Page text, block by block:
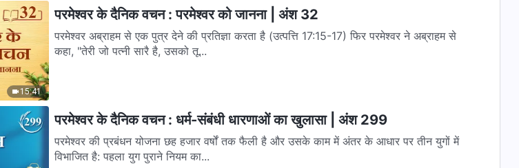
15:41
परमेश्वर के दैनिक वचन : परमेश्वर को जानना | अंश 32
परमेश्वर अब्राहम से एक पुत्र देने की प्रतिज्ञा करता है (उत्पत्ति 17:15-17) फिर परमेश्‍वर ने अब्राहम से
कहा, "तेरी जो पत्नी सारै है, उसको तू...
परमेश्वर के दैनिक वचन : धर्म-संबंधी धारणाओं का खुलासा | अंश 299
परमेश्वर की प्रबंधन योजना छह हजार वर्षों तक फैली है और उसके काम में अंतर के आधार पर तीन युगों में
विभाजित है: पहला युग पुराने नियम का...